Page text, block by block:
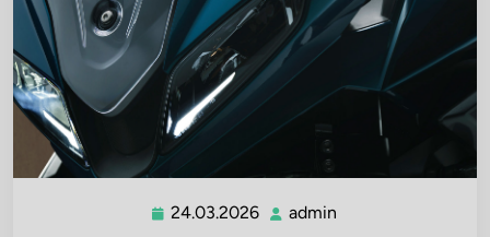
24.03.2026 24.03.2026
admin